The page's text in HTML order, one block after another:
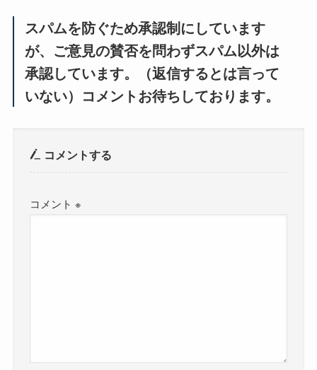
スパムを防ぐため承認制にしています
が、ご意見の賛否を問わずスパム以外は
承認しています。（返信するとは言って
いない）コメントお待ちしております。
コメントする
コメント※